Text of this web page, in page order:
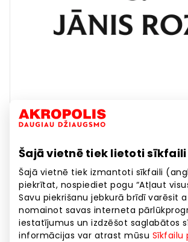
Šajā vietnē tiek lietoti sīkfaili
Šajā vietnē tiek izmantoti sīkfaili
piekrītat, nospiediet pogu “Atļaut
Savu piekrišanu jebkurā brīdī varēsit
nomainot savas interneta
iestatījumus un izdzēšot saglabātos
informācijas var atrast mūsu Sīkfailu
JĀNIS ROZE
Apavi un galantērija